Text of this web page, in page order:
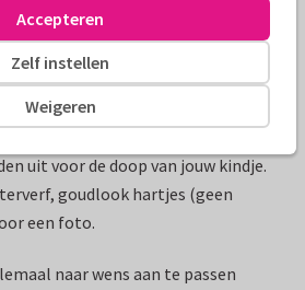
uit voor de doop van jouw kindje.
goudlook hartjes (geen
een foto.
naar wens aan te passen
Weigeren
Zelf instellen
Accepteren